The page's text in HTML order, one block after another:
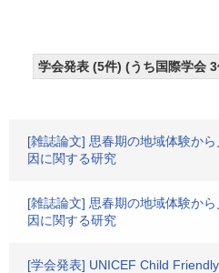
学会発表 (5件) (うち国際学会
[雑誌論文] 思春期の地域体験か
因に関する研究
[雑誌論文] 思春期の地域体験か
因に関する研究
[学会発表] UNICEF Child